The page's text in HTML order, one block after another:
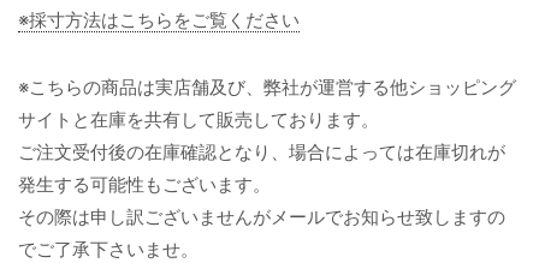
※採寸方法はこちらをご覧ください
※こちらの商品は実店舗及び、弊社が運営する他ショッピング
サイトと在庫を共有して販売しております。
ご注文受付後の在庫確認となり、場合によっては在庫切れが
発生する可能性もございます。
その際は申し訳ございませんがメールでお知らせ致しますの
でご了承下さいませ。